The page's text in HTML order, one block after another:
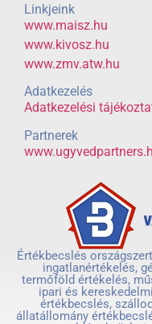
Linkjeink
www.maisz.hu
www.kivosz.hu
www.zmv.atw.hu
Adatkezelés
Adatkezelési
Partnerek
Értékbecslés
ingatlanértékelés,
termőföld értékelés,
ipari és
értékbecslés,
állatállomány